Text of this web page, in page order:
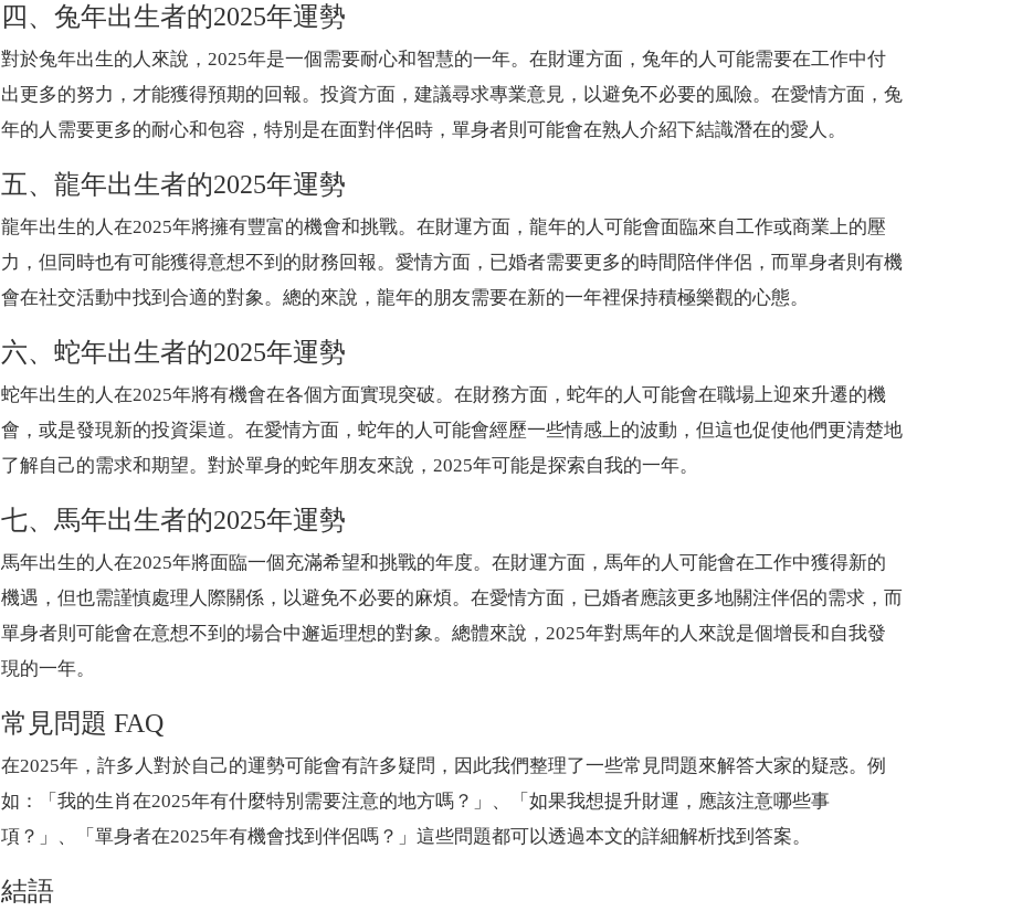
四、兔年出生者的2025年運勢
對於兔年出生的人來說，2025年是一個需要耐心和智慧的一年。在財運方面，兔年的人可能需要在工作中付
出更多的努力，才能獲得預期的回報。投資方面，建議尋求專業意見，以避免不必要的風險。在愛情方面，兔
年的人需要更多的耐心和包容，特別是在面對伴侶時，單身者則可能會在熟人介紹下結識潛在的愛人。
五、龍年出生者的2025年運勢
龍年出生的人在2025年將擁有豐富的機會和挑戰。在財運方面，龍年的人可能會面臨來自工作或商業上的壓
力，但同時也有可能獲得意想不到的財務回報。愛情方面，已婚者需要更多的時間陪伴伴侶，而單身者則有機
會在社交活動中找到合適的對象。總的來說，龍年的朋友需要在新的一年裡保持積極樂觀的心態。
六、蛇年出生者的2025年運勢
蛇年出生的人在2025年將有機會在各個方面實現突破。在財務方面，蛇年的人可能會在職場上迎來升遷的機
會，或是發現新的投資渠道。在愛情方面，蛇年的人可能會經歷一些情感上的波動，但這也促使他們更清楚地
了解自己的需求和期望。對於單身的蛇年朋友來說，2025年可能是探索自我的一年。
七、馬年出生者的2025年運勢
馬年出生的人在2025年將面臨一個充滿希望和挑戰的年度。在財運方面，馬年的人可能會在工作中獲得新的
機遇，但也需謹慎處理人際關係，以避免不必要的麻煩。在愛情方面，已婚者應該更多地關注伴侶的需求，而
單身者則可能會在意想不到的場合中邂逅理想的對象。總體來說，2025年對馬年的人來說是個增長和自我發
現的一年。
常見問題 FAQ
在2025年，許多人對於自己的運勢可能會有許多疑問，因此我們整理了一些常見問題來解答大家的疑惑。例
如：「我的生肖在2025年有什麼特別需要注意的地方嗎？」、「如果我想提升財運，應該注意哪些事
項？」、「單身者在2025年有機會找到伴侶嗎？」這些問題都可以透過本文的詳細解析找到答案。
結語